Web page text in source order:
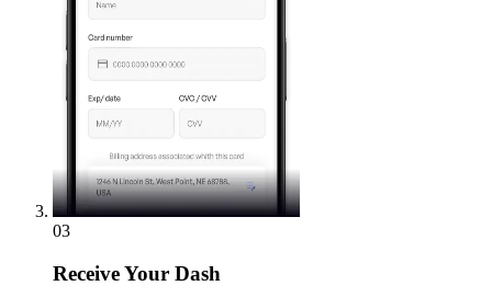
03
ReceiveYour Dash